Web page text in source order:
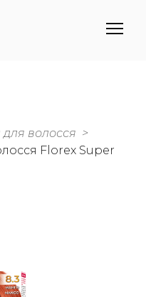
волосся
Florex Super